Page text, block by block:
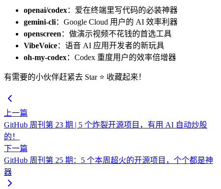
openai/codex：爱在终端里写代码的必装神器
gemini-cli：Google Cloud 用户的 AI 效率利器
openscreen ：做演示视频不花钱的首选工具
VibeVoice：语音 AI 应用开发者的新玩具
oh-my-codex：Codex 重度用户的效率倍增器
有需要的小伙伴赶紧去 Star ⭐ 收藏起来！
上一篇
GitHub 周刊第 23 期 | 5 个炸裂开源项目，有用 AI 自动炒股
的！
下一篇
GitHub 周刊第 25 期：5 个本周超火的开源项目，个个都是神
器